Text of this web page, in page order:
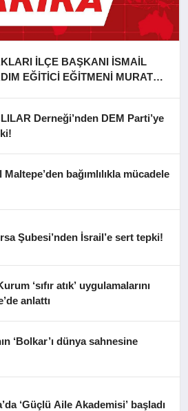
İLÇE BAŞKANI İSMAİL
EĞİTİCİ EĞİTMENİ MURAT
Derneği’nden DEM Parti’ye
bağımlılıkla mücadele
Şubesi’nden İsrail’e sert tepki!
‘sıfır atık’ uygulamalarını
anlattı
‘Bolkar’ı dünya sahnesine
‘Güçlü Aile Akademisi’ başladı